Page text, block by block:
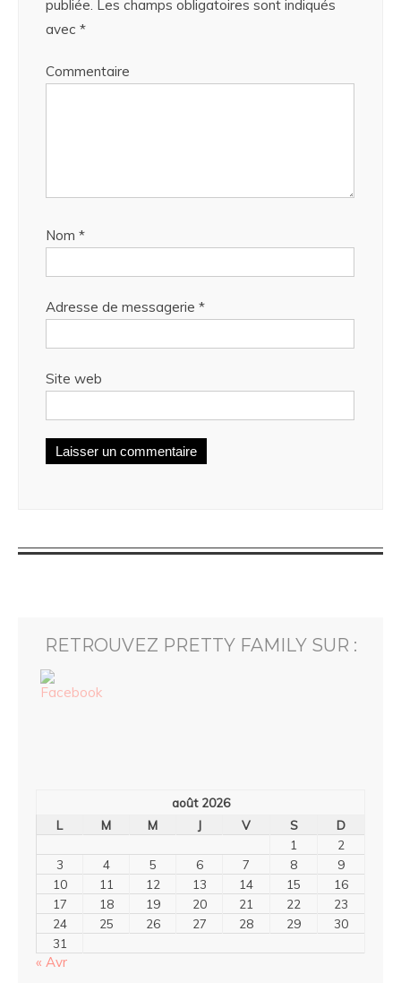
publiée. Les champs obligatoires sont indiqués
avec *
Commentaire
Nom *
Adresse de messagerie *
Site web
RETROUVEZ PRETTY FAMILY SUR :
août 2026
L
M M J V S
D
1
2
3
4 5 6 7 8
9
10
11 12 13 14 15
16
17
18 19 20 21 22
23
24
25 26 27 28 29
30
31
« Avr